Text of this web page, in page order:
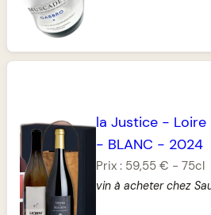
la Justice- Loire
- BLANC - 2024
Prix : 59,55 € - 75cl
vin à acheter chez